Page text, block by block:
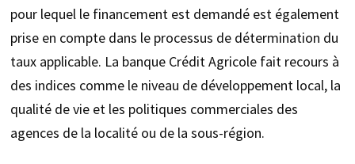
pour lequel le financement est demandé est également
prise en compte dans le processus de détermination du
taux applicable. La banque Crédit Agricole fait recours à
des indices comme le niveau de développement local, la
qualité de vie et les politiques commerciales des
agences de la localité ou de la sous-région.